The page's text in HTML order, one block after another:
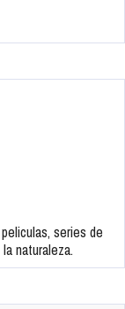
series de
naturaleza.